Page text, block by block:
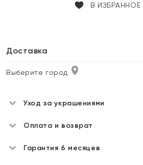
В ИЗБРАННОЕ
Доставка
Выберите город
Уход за украшениями
Оплата и возврат
Гарантия 6 месяцев